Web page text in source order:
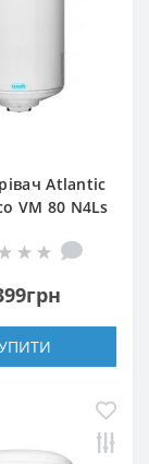
Atlantic
VM 80 N4Ls